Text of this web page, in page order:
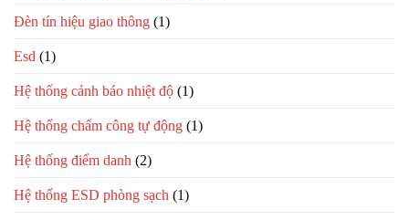
Đèn tín hiệu giao thông (1)
Esd (1)
Hệ thống cảnh báo nhiệt độ (1)
Hệ thống chấm công tự động (1)
Hệ thống điểm danh (2)
Hệ thống ESD phòng sạch (1)